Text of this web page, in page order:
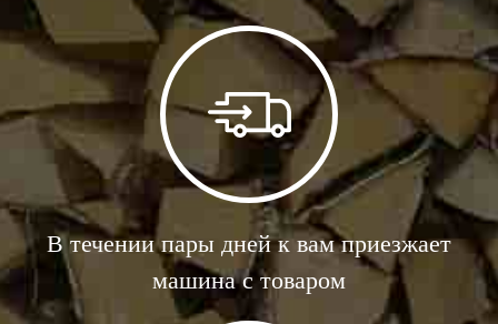
В течении пары дней к вам приезжает
машина с товаром